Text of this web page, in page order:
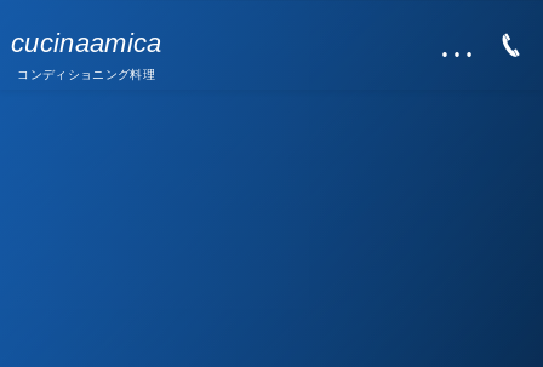
cucinaamica
コンディショニング料理
…